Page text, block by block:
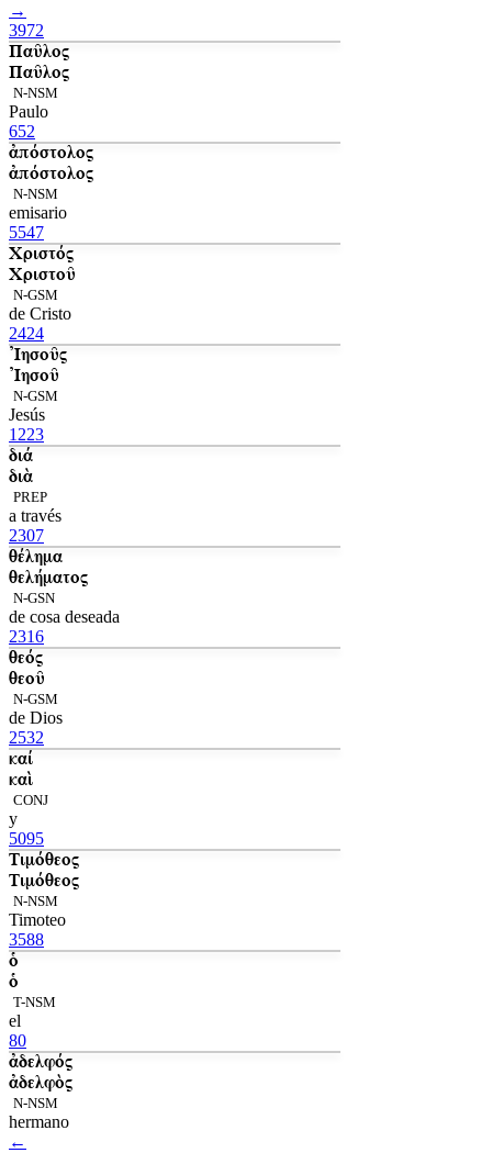
→
3972
Παῦλος
Παῦλος
N-NSM
Paulo
652
ἀπόστολος
ἀπόστολος
N-NSM
emisario
5547
Χριστός
Χριστοῦ
N-GSM
de Cristo
2424
Ἰησοῦς
Ἰησοῦ
N-GSM
Jesús
1223
διά
διὰ
PREP
a través
2307
θέλημα
θελήματος
N-GSN
de cosa deseada
2316
θεός
θεοῦ
N-GSM
de Dios
2532
καί
καὶ
CONJ
y
5095
Τιμόθεος
Τιμόθεος
N-NSM
Timoteo
3588
ὁ
ὁ
T-NSM
el
80
ἀδελφός
ἀδελφὸς
N-NSM
hermano
←